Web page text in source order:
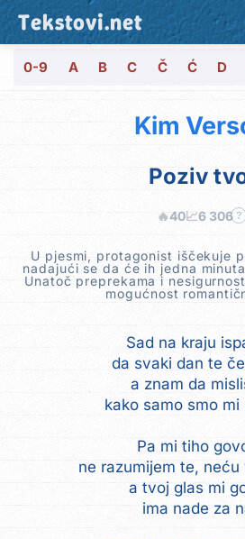
Tekstovi.net
0-9 A B C Č Ć D
Kim
Poziv
🔥40📈6 306 ?
U pjesmi, protagonist iščekuje
nadajući se da će ih jedna
Unatoč preprekama i
mogućnost
Sad na kraju
da svaki dan te
a znam da
kako samo smo mi
Pa mi tiho
ne razumijem te, neću
a tvoj glas mi
ima nade za